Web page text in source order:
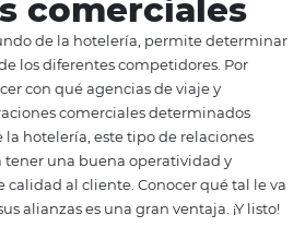
de sitios web. Los análisis
cosas, arrojan estadísticas como
contenido pop. Es decir, un CRS
cómo y con qué frecuencia
web de los competidores. Además,
web de los competidores a
datos elementales como sus
de gran ayuda a la para la toma